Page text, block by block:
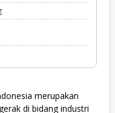
merupakan
di bidang industri